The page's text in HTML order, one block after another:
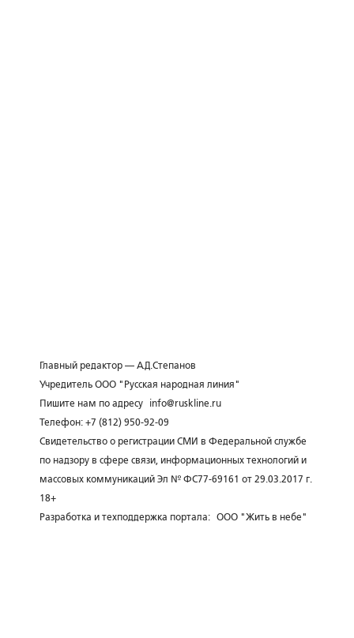
Главный редактор — А.Д.Степанов
Учредитель ООО "Русская народная линия"
Пишите нам по адресу
info@ruskline.ru
Телефон: +7 (812) 950-92-09
Свидетельство о регистрации СМИ в Федеральной службе
по надзору в сфере связи, информационных технологий и
массовых коммуникаций Эл № ФС77-69161 от 29.03.2017 г.
18+
Разработка и техподдержка портала: ООО "Жить в небе"